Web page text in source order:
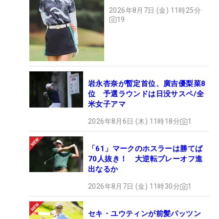
2026年8月7日 (金) 11時25分
19
岩永杏奈が暫定首位、廣吉優梨菜8
位 予選ラウンドは日没サスペ/全
米女子アマ
2026年8月6日 (木) 11時18分 1
「61」マークのホスラーは勝てば
70人抜き！ 大逆転プレーオフ進
出なるか
2026年8月7日 (金) 11時30分 1
セキ・ユウティンが前髪パッツン